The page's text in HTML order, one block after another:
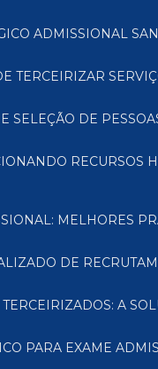
ADMISSIONAL
TERCEIRIZAR
E SELEÇÃO DE
MELHORES
DE
TERCEIRIZADOS: A
PARA EXAME